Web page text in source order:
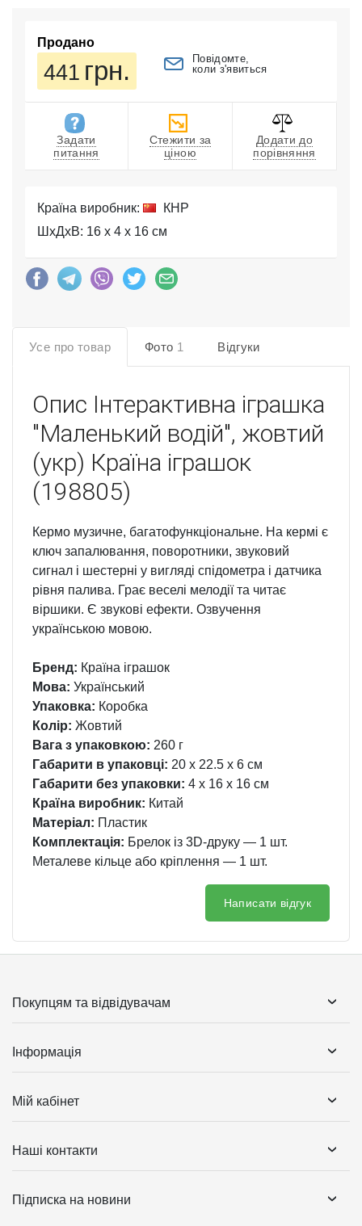
Продано
441 грн.
Повідомте,
коли з'явиться
Задати
питання
Стежити за
ціною
Додати до
порівняння
Країна виробник:
КНР
ШхДхВ: 16 x 4 x 16 см
Усе про товар Фото 1 Відгуки
Опис Інтерактивна іграшка
"Маленький водій", жовтий
(укр) Країна іграшок
(198805)
Кермо музичне, багатофункціональне. На кермі є
ключ запалювання, поворотники, звуковий
сигнал і шестерні у вигляді спідометра і датчика
рівня палива. Грає веселі мелодії та читає
віршики. Є звукові ефекти. Озвучення
українською мовою.
Бренд: Країна іграшок
Мова: Український
Упаковка: Коробка
Колір: Жовтий
Вага з упаковкою: 260 г
Габарити в упаковці: 20 x 22.5 x 6 см
Габарити без упаковки: 4 x 16 x 16 см
Країна виробник: Китай
Матеріал: Пластик
Комплектація: Брелок із 3D-друку — 1 шт.
Металеве кільце або кріплення — 1 шт.
Написати відгук
Покупцям та відвідувачам
Інформація
Мій кабінет
Наші контакти
Підписка на новини